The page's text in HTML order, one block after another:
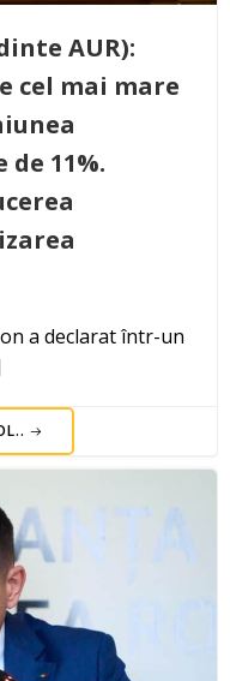
AUR):
cel mai mare
11%.
a declarat într-un